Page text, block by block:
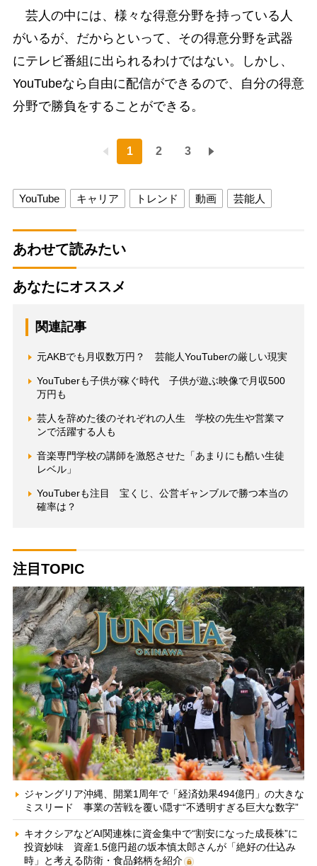
芸人の中には、様々な得意分野を持っている人
がいるが、だからといって、その得意分野を武器
にテレビ番組に出られるわけではない。しかし、
YouTubeなら自由に配信ができるので、自分の得意
分野で勝負をすることができる。
1 2 3
YouTube キャリア トレンド 動画 芸能人
あわせて読みたい
あなたにオススメ
関連記事
元AKBでも月収数万円？ 芸能人YouTuberの厳しい現実
YouTuberも子供が稼ぐ時代 子供が遊ぶ映像で月収500
万円も
芸人を辞めた後のそれぞれの人生 学校の先生や営業マ
ンで活躍する人も
音楽専門学校の講師を激怒させた「あまりにも酷い生徒
レベル」
YouTuberも注目 宝くじ、公営ギャンブルで勝つ本当の
確率は？
注目TOPIC
ジャングリア沖縄、開業1周年で「経済効果494億円」の大きな
ミスリード 事業の苦戦を覆い隠す“不透明すぎる巨大な数字”
キオクシアなどAI関連株に資金集中で“割安になった成長株”に
投資妙味 資産1.5億円超の坂本慎太郎さんが「絶好の仕込み
時」と考える防衛・食品銘柄を紹介